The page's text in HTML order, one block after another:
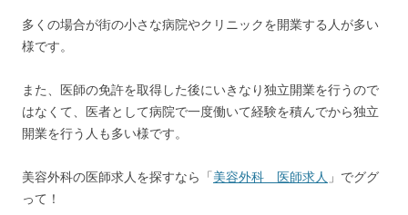
多くの場合が街の小さな病院やクリニックを開業する人が多い
様です。
また、医師の免許を取得した後にいきなり独立開業を行うので
はなくて、医者として病院で一度働いて経験を積んでから独立
開業を行う人も多い様です。
美容外科の医師求人を探すなら「美容外科 医師求人 」でググ
って！